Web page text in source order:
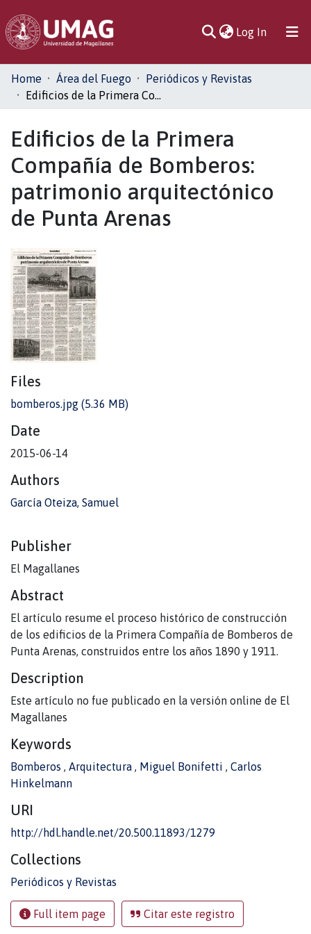
Log In(current)
Communities
& Collections
Statistics
Home Área del Fuego
Periódicos y Revistas
Edificios de la Primera Compañía de Bomberos: patrimonio arquitectónico de Punta Arenas
Edificios de la Primera
Compañía de Bomberos:
patrimonio arquitectónico
de Punta Arenas
Files
bomberos.jpg (5.36 MB)
Date
2015-06-14
Authors
García Oteiza, Samuel
Publisher
El Magallanes
Abstract
El artículo resume el proceso histórico de construcción
de los edificios de la Primera Compañía de Bomberos de
Punta Arenas, construidos entre los años 1890 y 1911.
Description
Este artículo no fue publicado en la versión online de El
Magallanes
Keywords
Bomberos , Arquitectura , Miguel Bonifetti , Carlos
Hinkelmann
URI
http://hdl.handle.net/20.500.11893/1279
Collections
Periódicos y Revistas
Full item page Citar este registro